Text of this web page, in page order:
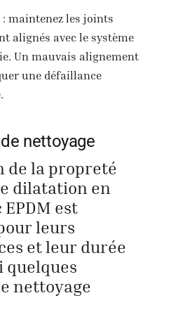
maintenez les joints
alignés avec le système
Un mauvais alignement
une défaillance
nettoyage
de la propreté
dilatation en
est
leurs
et leur durée
quelques
nettoyage